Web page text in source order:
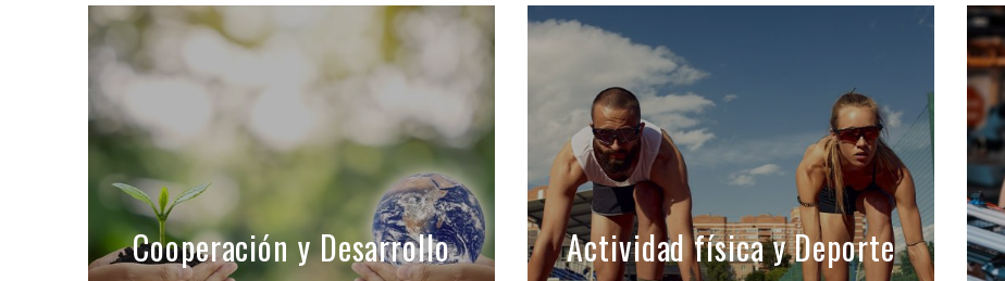
Cooperación y Desarrollo Actividad física y Deporte